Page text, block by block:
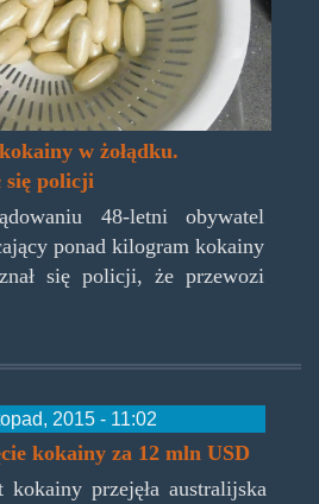
w żołądku.
się policji
48-letni obywatel
ponad kilogram kokainy
się policji, że przewozi
2015 - 11:02
kokainy za 12 mln USD
kokainy przejęła australijska